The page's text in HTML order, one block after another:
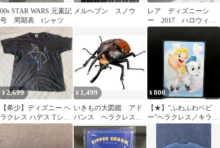
00s STAR WARS 元素記
号 周期表 tシャツ
メルヘブン スノウ
レア ディズニーシ
ー 2017 ハロウィ
ン ヴィランズ ピン
バッチ
¥ 2,699
【希少】ディズニー ヘ
ラクレス ハデス Tシャ
ツ Lサイズ オンクラシ
ック
¥ 1,499
いきもの大図鑑 アド
バンス ヘラクレス・
オキシデンタリス カ
プセル版 02
¥800
【★】“ふわふわベビ
ー”ヘラクレス／キラっ
とアートギャラリー